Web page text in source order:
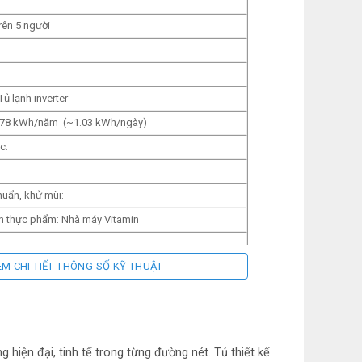
5 người
lạnh inverter
kWh/năm (~1.03 kWh/ngày)
khử mùi:
thực phẩm: Nhà máy Vitamin
CHI TIẾT THÔNG SỐ KỸ THUẬT
hiện đại, tinh tế trong từng đường nét. Tủ thiết kế